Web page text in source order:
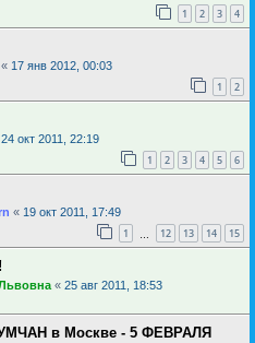
1 2 3 4
« 17 янв 2012, 00:03
1 2
24 окт 2011, 22:19
1 2 3 4 5 6
« 19 окт 2011, 17:49
1 12 13 14 15
« 25 авг 2011, 18:53
в Москве - 5 ФЕВРАЛЯ